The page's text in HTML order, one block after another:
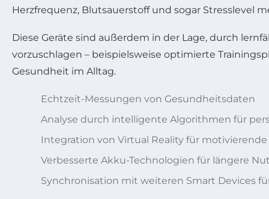
Herzfrequenz, Blutsauerstoff und sogar Stresslevel
Diese Geräte sind außerdem in der Lage, durch
vorzuschlagen – beispielsweise optimierte
Gesundheit im Alltag.
Echtzeit-Messungen von Gesundheitsdaten
Analyse durch intelligente Algorithmen für
Integration von Virtual Reality für
Verbesserte Akku-Technologien für längere
Synchronisation mit weiteren Smart Devices